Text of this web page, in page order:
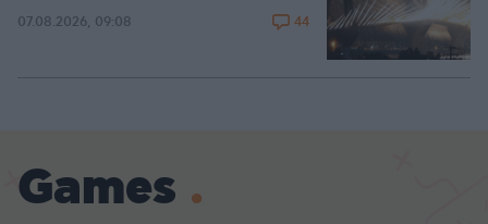
07.08.2026, 09:08 44
Games